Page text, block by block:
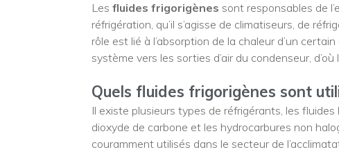
Les fluides frigorigènes sont responsables de
réfrigération, qu’il s’agisse de climatiseurs, de
rôle est lié à l’absorption de la chaleur d’un
système vers les sorties d’air du condenseur, d’où
Quels fluides frigorigènes sont
Il existe plusieurs types de réfrigérants, les fluides
dioxyde de carbone et les hydrocarbures non
couramment utilisés dans le secteur de